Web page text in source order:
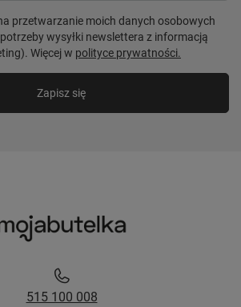
przetwarzanie moich danych osobowych
wysyłki newslettera z informacją
Więcej w polityce prywatności.
Zapisz się
515 100 008